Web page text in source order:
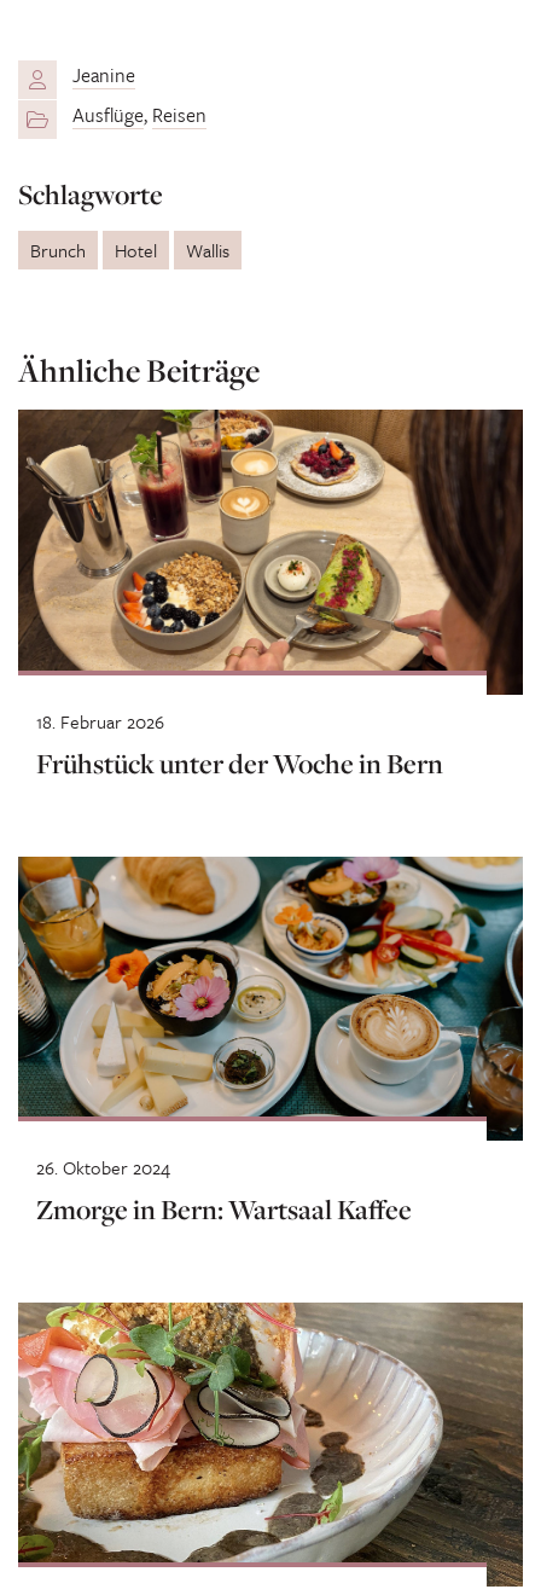
Jeanine
Ausflüge, Reisen
Schlagworte
Brunch Hotel Wallis
Ähnliche Beiträge
Frühstück unter der Woche in Bern
18. Februar 2026
Zmorge in Bern: Wartsaal Kaffee
26. Oktober 2024